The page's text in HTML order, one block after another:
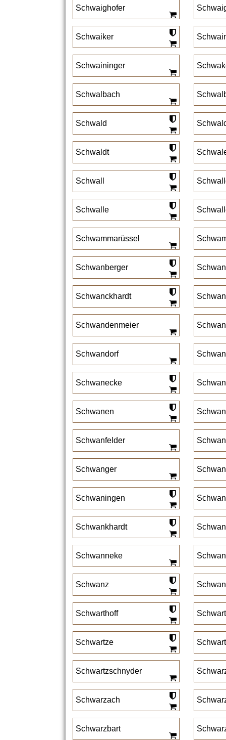
Schwaighofer
Schwaiker
Schwaininger
Schwalbach
Schwald
Schwaldt
Schwall
Schwalle
Schwammarüssel
Schwanberger
Schwanckhardt
Schwandenmeier
Schwandorf
Schwanecke
Schwanen
Schwanfelder
Schwanger
Schwaningen
Schwankhardt
Schwanneke
Schwanz
Schwarthoff
Schwartze
Schwartzschnyder
Schwarzach
Schwarzbart